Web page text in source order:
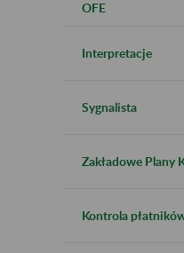
OFE
Interpretacje
Sygnalista
Zakładowe Plany
Kontrola